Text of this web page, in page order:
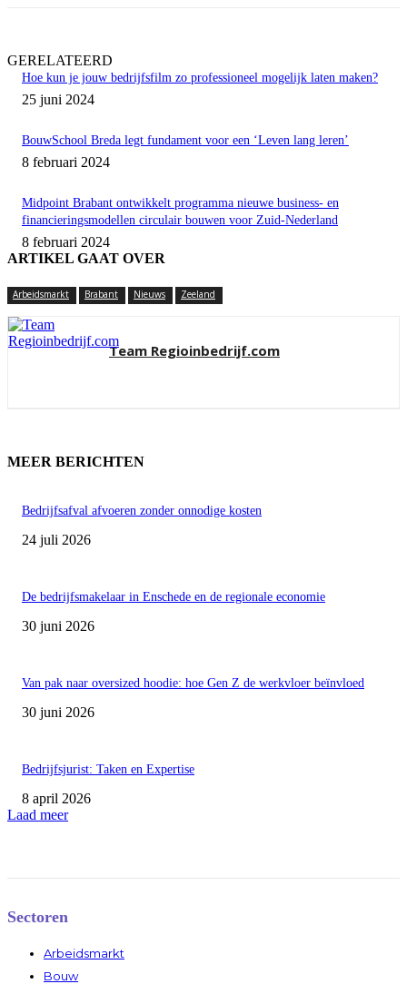
GERELATEERD
Hoe kun je jouw bedrijfsfilm zo professioneel mogelijk laten maken?
25 juni 2024
BouwSchool Breda legt fundament voor een ‘Leven lang leren’
8 februari 2024
Midpoint Brabant ontwikkelt programma nieuwe business- en
financieringsmodellen circulair bouwen voor Zuid-Nederland
8 februari 2024
ARTIKEL GAAT OVER
Arbeidsmarkt Brabant Nieuws Zeeland
Team Regioinbedrijf.com
MEER BERICHTEN
Bedrijfsafval afvoeren zonder onnodige kosten
24 juli 2026
De bedrijfsmakelaar in Enschede en de regionale economie
30 juni 2026
Van pak naar oversized hoodie: hoe Gen Z de werkvloer beïnvloed
30 juni 2026
Bedrijfsjurist: Taken en Expertise
8 april 2026
Laad meer
Sectoren
Arbeidsmarkt
Bouw